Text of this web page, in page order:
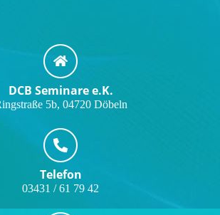
DCB Seminare e.K.
5b, 04720 Döbeln
Telefon
03431 / 61 79 42